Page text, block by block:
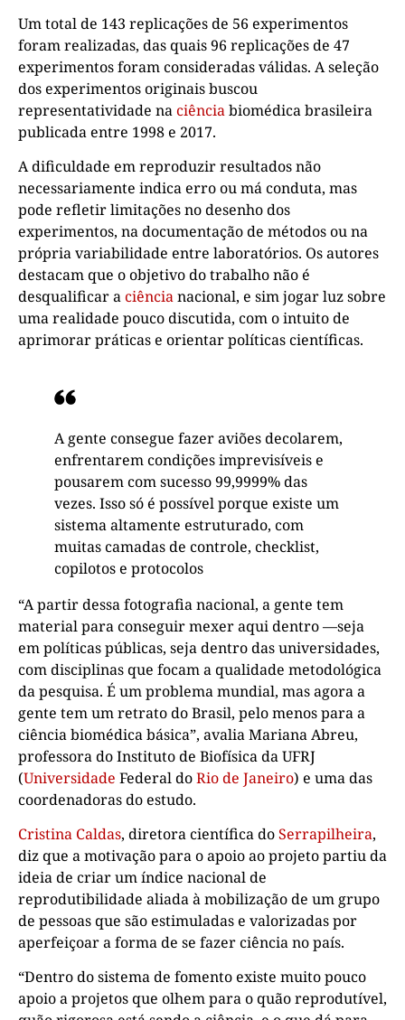
Um total de 143 replicações de 56 experimentos
foram realizadas, das quais 96 replicações de 47
experimentos foram consideradas válidas. A seleção
dos experimentos originais buscou
representatividade naciênciabiomédica brasileira
publicada entre 1998 e 2017.
A dificuldade em reproduzir resultados não
necessariamente indica erro ou má conduta, mas
pode refletir limitações no desenho dos
experimentos, na documentação de métodos ou na
própria variabilidade entre laboratórios. Os autores
destacam que o objetivo do trabalho não é
desqualificar aciêncianacional, e sim jogar luz sobre
uma realidade pouco discutida, com o intuito de
aprimorar práticas e orientar políticas científicas.
A gente consegue fazer aviões decolarem,
enfrentarem condições imprevisíveis e
pousarem com sucesso 99,9999% das
vezes. Isso só é possível porque existe um
sistema altamente estruturado, com
muitas camadas de controle, checklist,
copilotos e protocolos
“A partir dessa fotografia nacional, a gente tem
material para conseguir mexer aqui dentro —seja
em políticas públicas, seja dentro das universidades,
com disciplinas que focam a qualidade metodológica
da pesquisa. É um problema mundial, mas agora a
gente tem um retrato do Brasil, pelo menos para a
ciência biomédica básica”, avalia Mariana Abreu,
professora do Instituto de Biofísica da UFRJ
(Universidade Federal doRio de Janeiro) e uma das
coordenadoras do estudo.
Cristina Caldas, diretora científica doSerrapilheira,
diz que a motivação para o apoio ao projeto partiu da
ideia de criar um índice nacional de
reprodutibilidade aliada à mobilização de um grupo
de pessoas que são estimuladas e valorizadas por
aperfeiçoar a forma de se fazer ciência no país.
“Dentro do sistema de fomento existe muito pouco
apoio a projetos que olhem para o quão reprodutível,